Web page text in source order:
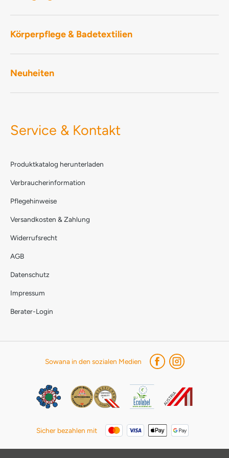
Körperpflege & Badetextilien
Neuheiten
Service & Kontakt
Produktkatalog herunterladen
Verbraucherinformation
Pflegehinweise
Versandkosten & Zahlung
Widerrufsrecht
AGB
Datenschutz
Impressum
Berater-Login
Sowana in den sozialen Medien
Sicher bezahlen mit